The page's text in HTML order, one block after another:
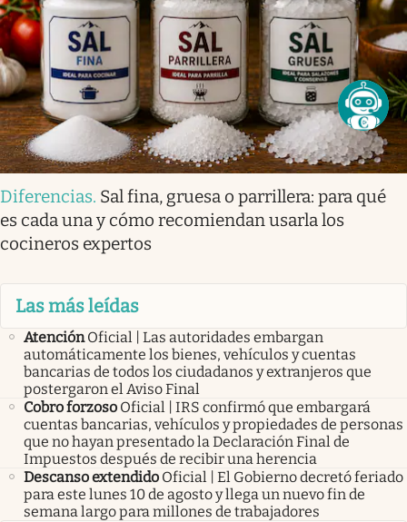
Diferencias. Sal fina, gruesa o parrillera: para qué
es cada una y cómo recomiendan usarla los
cocineros expertos
Las más leídas
Atención Oficial | Las autoridades embargan
automáticamente los bienes, vehículos y cuentas
bancarias de todos los ciudadanos y extranjeros que
postergaron el Aviso Final
Cobro forzoso Oficial | IRS confirmó que embargará
cuentas bancarias, vehículos y propiedades de personas
que no hayan presentado la Declaración Final de
Impuestos después de recibir una herencia
Descanso extendido Oficial | El Gobierno decretó feriado
para este lunes 10 de agosto y llega un nuevo fin de
semana largo para millones de trabajadores